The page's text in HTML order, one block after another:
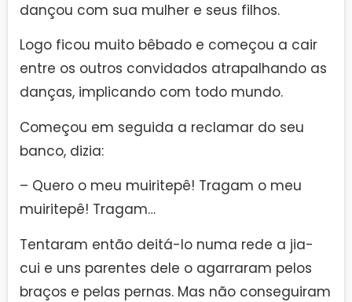
dançou com sua mulher e seus filhos.
Logo ficou muito bêbado e começou a cair
entre os outros convidados atrapalhando as
danças, implicando com todo mundo.
Começou em seguida a reclamar do seu
banco, dizia:
– Quero o meu muiritepê! Tragam o meu
muiritepê! Tragam…
Tentaram então deitá-lo numa rede a jia-
cui e uns parentes dele o agarraram pelos
braços e pelas pernas. Mas não conseguiram